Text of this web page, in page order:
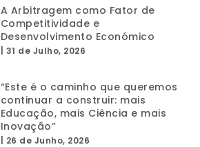
A Arbitragem como Fator de
Competitividade e
Desenvolvimento Económico
31 de Julho, 2026
“Este é o caminho que queremos
continuar a construir: mais
Educação, mais Ciência e mais
Inovação”
26 de Junho, 2026